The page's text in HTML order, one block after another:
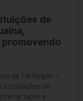
de
da 14ª Região –
instituições de
laços e